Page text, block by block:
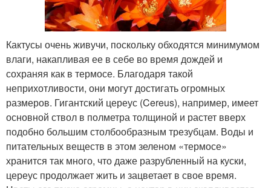
Кактусы очень живучи, поскольку обходятся минимумом
влаги, накапливая ее в себе во время дождей и
сохраняя как в термосе. Благодаря такой
неприхотливости, они могут достигать огромных
размеров. Гигантский цереус (Cereus), например, имеет
основной ствол в полметра толщиной и растет вверх
подобно большим столбообразным трезубцам. Воды и
питательных веществ в этом зеленом «термосе»
хранится так много, что даже разрубленный на куски,
цереус продолжает жить и зацветает в свое время.